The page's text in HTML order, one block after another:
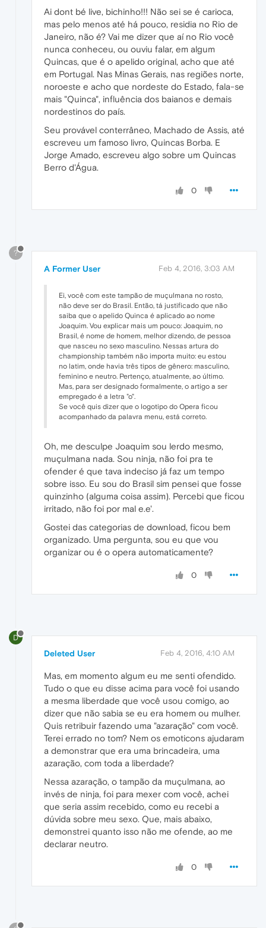
Ai dont bé live, bichinho!!! Não sei se é carioca,
mas pelo menos até há pouco, residia no Rio de
Janeiro, não é? Vai me dizer que aí no Rio você
nunca conheceu, ou ouviu falar, em algum
Quincas, que é o apelido original, acho que até
em Portugal. Nas Minas Gerais, nas regiões norte,
noroeste e acho que nordeste do Estado, fala-se
mais "Quinca", influência dos baianos e demais
nordestinos do país.
Seu provável conterrâneo, Machado de Assis, até
escreveu um famoso livro, Quincas Borba. E
Jorge Amado, escreveu algo sobre um Quincas
Berro d'Água.
0
?
A Former User Feb 4, 2016, 3:03 AM
Ei, você com este tampão de muçulmana no rosto,
não deve ser do Brasil. Então, tá justificado que não
saiba que o apelido Quinca é aplicado ao nome
Joaquim. Vou explicar mais um pouco: Joaquim, no
Brasil, é nome de homem, melhor dizendo, de pessoa
que nasceu no sexo masculino. Nessas artura do
championship também não importa muito: eu estou
no latim, onde havia três tipos de gênero: masculino,
feminino e neutro. Pertenço, atualmente, ao último.
Mas, para ser designado formalmente, o artigo a ser
empregado é a letra "o".
Se você quis dizer que o logotipo do Opera ficou
acompanhado da palavra menu, está correto.
Oh, me desculpe Joaquim sou lerdo mesmo,
muçulmana nada. Sou ninja, não foi pra te
ofender é que tava indeciso já faz um tempo
sobre isso. Eu sou do Brasil sim pensei que fosse
quinzinho (alguma coisa assim). Percebi que ficou
irritado, não foi por mal e.e'.
Gostei das categorias de download, ficou bem
organizado. Uma pergunta, sou eu que vou
organizar ou é o opera automaticamente?
0
D
Deleted User Feb 4, 2016, 4:10 AM
Mas, em momento algum eu me senti ofendido.
Tudo o que eu disse acima para você foi usando
a mesma liberdade que você usou comigo, ao
dizer que não sabia se eu era homem ou mulher.
Quis retribuir fazendo uma "azaração" com você.
Terei errado no tom? Nem os emoticons ajudaram
a demonstrar que era uma brincadeira, uma
azaração, com toda a liberdade?
Nessa azaração, o tampão da muçulmana, ao
invés de ninja, foi para mexer com você, achei
que seria assim recebido, como eu recebi a
dúvida sobre meu sexo. Que, mais abaixo,
demonstrei quanto isso não me ofende, ao me
declarar neutro.
0